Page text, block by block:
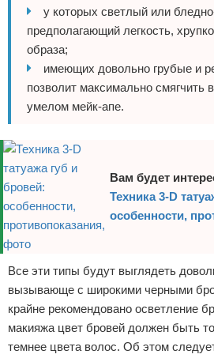
у которых светлый или
предполагающий легкость,
образа;
имеющих довольно грубые и
позволит максимально смягчить
умелом мейк-апе.
Вам будет
Техника 3-D
особенности,
Все эти типы будут выглядеть
вызывающе с широкими черными
крайне рекомендовано осветление
макияжа цвет бровей должен быть
темнее цвета волос. Об этом